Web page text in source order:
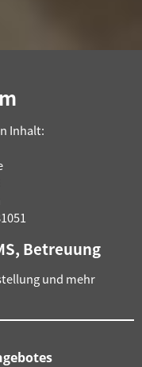
Inhalt:
Betreuung
und mehr